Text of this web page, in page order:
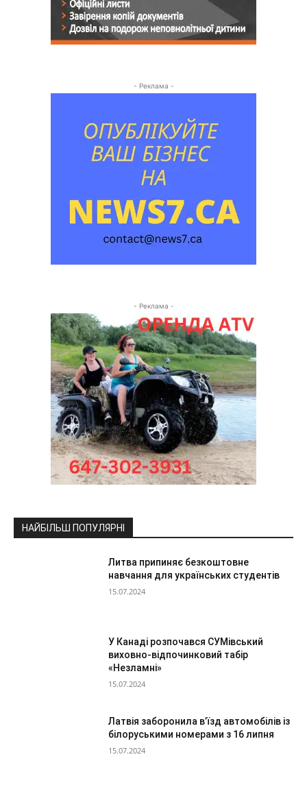
- Реклама -
- Реклама -
НАЙБІЛЬШ ПОПУЛЯРНІ
Литва припиняє безкоштовне
навчання для українських студентів
15.07.2024
У Канаді розпочався СУМівський
виховно-відпочинковий табір
«Незламні»
15.07.2024
Латвія заборонила в’їзд автомобілів із
білоруськими номерами з 16 липня
15.07.2024